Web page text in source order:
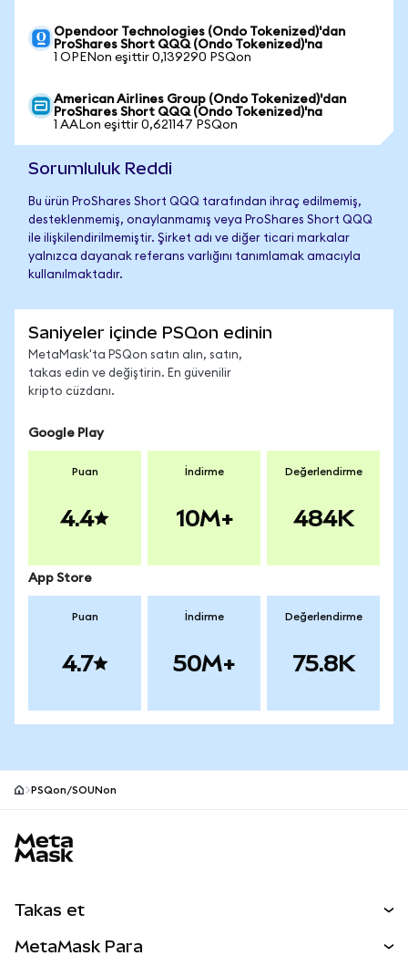
Opendoor Technologies (Ondo Tokenized)'dan
ProShares Short QQQ (Ondo Tokenized)'na
1 OPENon eşittir 0,139290 PSQon
American Airlines Group (Ondo Tokenized)'dan
ProShares Short QQQ (Ondo Tokenized)'na
1 AALon eşittir 0,621147 PSQon
Sorumluluk Reddi
Bu ürün ProShares Short QQQ tarafından ihraç edilmemiş,
desteklenmemiş, onaylanmamış veya ProShares Short QQQ
ile ilişkilendirilmemiştir. Şirket adı ve diğer ticari markalar
yalnızca dayanak referans varlığını tanımlamak amacıyla
kullanılmaktadır.
Saniyeler içinde PSQon edinin
MetaMask'ta PSQon satın alın, satın,
takas edin ve değiştirin. En güvenilir
kripto cüzdanı.
Google Play
Puan
4.4
İndirme
10M+
Değerlendirme
484K
App Store
Puan
4.7
İndirme
50M+
Değerlendirme
75.8K
PSQon/SOUNon
Takas et
MetaMask Para